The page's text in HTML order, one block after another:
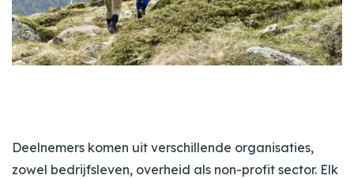
Deelnemers komen uit verschillende organisaties,
zowel bedrijfsleven, overheid als non-profit sector. Elk